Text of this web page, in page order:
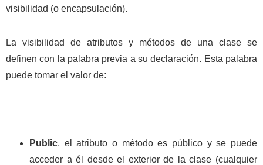
visibilidad (o encapsulación).
La visibilidad de atributos y métodos de una clase se
definen con la palabra previa a su declaración. Esta palabra
puede tomar el valor de:
Public, el atributo o método es público y se puede
acceder a él desde el exterior de la clase (cualquier